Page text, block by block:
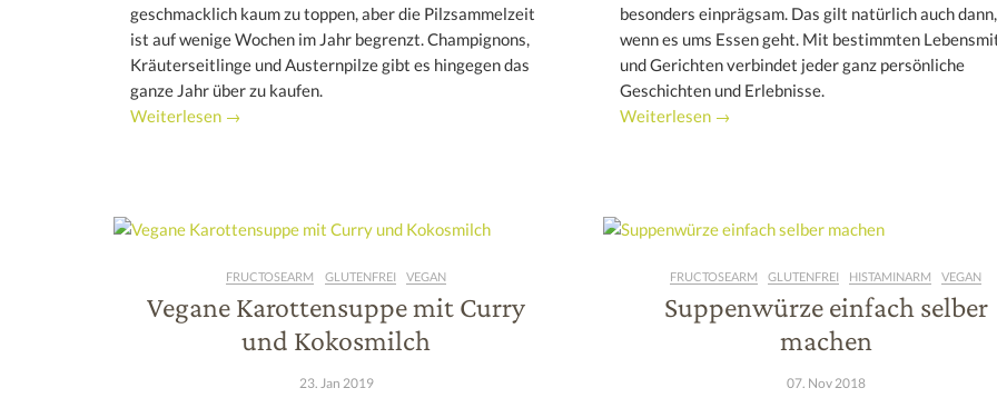
geschmacklich kaum zu toppen, aber die Pilzsammelzeit
ist auf wenige Wochen im Jahr begrenzt. Champignons,
Kräuterseitlinge und Austernpilze gibt es hingegen das
ganze Jahr über zu kaufen.
Weiterlesen →
besonders einprägsam. Das gilt natürlich auch dann,
wenn es ums Essen geht. Mit bestimmten
und Gerichten verbindet jeder ganz persönliche
Geschichten und Erlebnisse.
Weiterlesen →
FRUCTOSEARM GLUTENFREI VEGAN
Vegane Karottensuppe mit Curry
und Kokosmilch
23. Jan 2019
FRUCTOSEARM GLUTENFREI HISTAMINARM VEGAN
Suppenwürze einfach selber
machen
07. Nov 2018